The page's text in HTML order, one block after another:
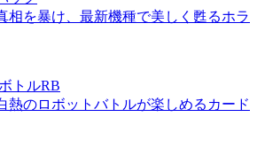
相を暴け、最新機種で美しく甦るホラ
トルRB
熱のロボットバトルが楽しめるカード